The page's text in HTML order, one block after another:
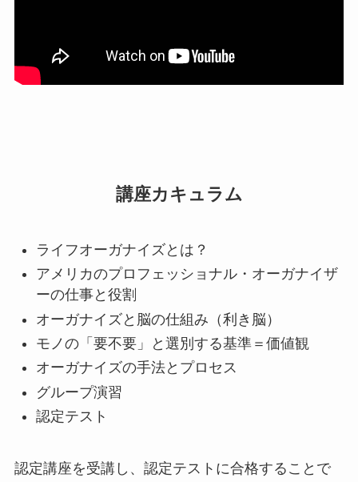
講座カキュラム
ライフオーガナイズとは？
アメリカのプロフェッショナル・オーガナイザ
ーの仕事と役割
オーガナイズと脳の仕組み（利き脳）
モノの「要不要」と選別する基準＝価値観
オーガナイズの手法とプロセス
グループ演習
認定テスト
認定講座を受講し、認定テストに合格することで